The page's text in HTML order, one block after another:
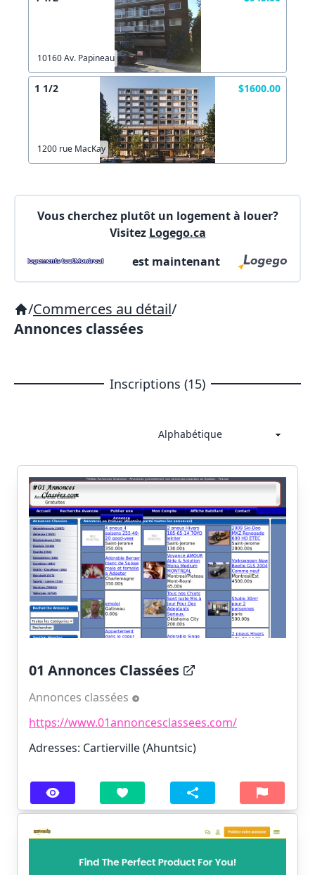
10160 Av. Papineau
1 1/2 $1600.00
1200 rue MacKay
Vous cherchez plutôt un logement à louer?
Visitez Logego.ca
est maintenant
/Commerces au détail/
Annonces classées
Inscriptions (15)
01 Annonces Classées
Annonces classées
https://www.01annoncesclassees.com/
Adresses: Cartierville (Ahuntsic)
X Fermer